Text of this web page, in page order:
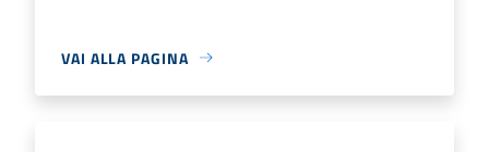
VAI ALLA PAGINA